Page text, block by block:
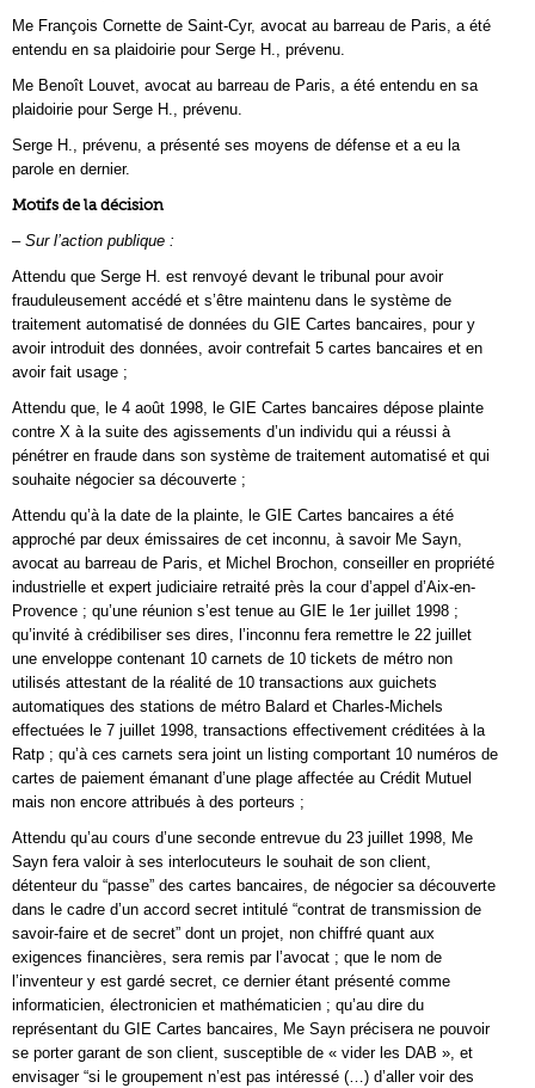
Me François Cornette de Saint-Cyr, avocat au barreau de Paris, a été
entendu en sa plaidoirie pour Serge H., prévenu.
Me Benoît Louvet, avocat au barreau de Paris, a été entendu en sa
plaidoirie pour Serge H., prévenu.
Serge H., prévenu, a présenté ses moyens de défense et a eu la
parole en dernier.
Motifs de la décision
– Sur l’action publique :
Attendu que Serge H. est renvoyé devant le tribunal pour avoir
frauduleusement accédé et s’être maintenu dans le système de
traitement automatisé de données du GIE Cartes bancaires, pour y
avoir introduit des données, avoir contrefait 5 cartes bancaires et en
avoir fait usage ;
Attendu que, le 4 août 1998, le GIE Cartes bancaires dépose plainte
contre X à la suite des agissements d’un individu qui a réussi à
pénétrer en fraude dans son système de traitement automatisé et qui
souhaite négocier sa découverte ;
Attendu qu’à la date de la plainte, le GIE Cartes bancaires a été
approché par deux émissaires de cet inconnu, à savoir Me Sayn,
avocat au barreau de Paris, et Michel Brochon, conseiller en propriété
industrielle et expert judiciaire retraité près la cour d’appel d’Aix-en-
Provence ; qu’une réunion s’est tenue au GIE le 1er juillet 1998 ;
qu’invité à crédibiliser ses dires, l’inconnu fera remettre le 22 juillet
une enveloppe contenant 10 carnets de 10 tickets de métro non
utilisés attestant de la réalité de 10 transactions aux guichets
automatiques des stations de métro Balard et Charles-Michels
effectuées le 7 juillet 1998, transactions effectivement créditées à la
Ratp ; qu’à ces carnets sera joint un listing comportant 10 numéros de
cartes de paiement émanant d’une plage affectée au Crédit Mutuel
mais non encore attribués à des porteurs ;
Attendu qu’au cours d’une seconde entrevue du 23 juillet 1998, Me
Sayn fera valoir à ses interlocuteurs le souhait de son client,
détenteur du “passe” des cartes bancaires, de négocier sa découverte
dans le cadre d’un accord secret intitulé “contrat de transmission de
savoir-faire et de secret” dont un projet, non chiffré quant aux
exigences financières, sera remis par l’avocat ; que le nom de
l’inventeur y est gardé secret, ce dernier étant présenté comme
informaticien, électronicien et mathématicien ; qu’au dire du
représentant du GIE Cartes bancaires, Me Sayn précisera ne pouvoir
se porter garant de son client, susceptible de « vider les DAB », et
envisager “si le groupement n’est pas intéressé (…) d’aller voir des